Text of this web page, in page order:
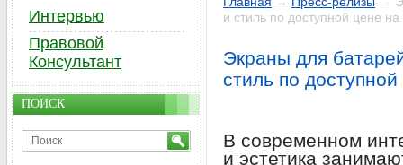
и стиль по доступной цене
Экраны для
стиль по
В современном
и эстетика
Интервью
Правовой
Консультант
ПОИСК